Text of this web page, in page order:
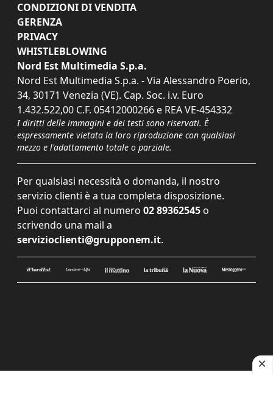
CONDIZIONI DI VENDITA
GERENZA
PRIVACY
WHISTLEBLOWING
Nord Est Multimedia S.p.a.
Nord Est Multimedia S.p.a. - Via Alessandro Poerio,
34, 30171 Venezia (VE). Cap. Soc. i.v. Euro
1.432.522,00 C.F. 05412000266 e REA VE-454332
I diritti delle immagini e dei testi sono riservati. È
espressamente vietata la loro riproduzione con qualsiasi
mezzo e l'adattamento totale o parziale.
Per qualsiasi necessità o domanda, il nostro
servizio clienti è a tua completa disposizione.
Puoi contattarci al numero 02 89362545 o
scrivendo una mail a
servizioclienti@grupponem.it.